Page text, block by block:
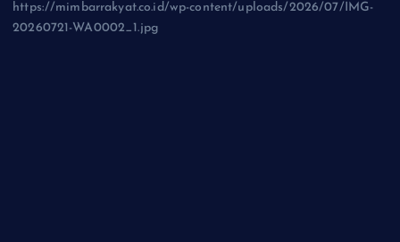
https://mimbarrakyat.co.id/wp-content/uploads/2026/07/IMG-
20260721-WA0002_1.jpg